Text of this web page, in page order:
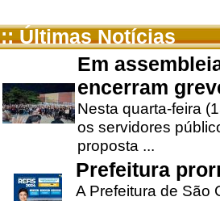
:: Últimas Notícias
Em
encerram
Nesta quarta-feira
os servidores
proposta ...
Prefeitura
A Prefeitura de São